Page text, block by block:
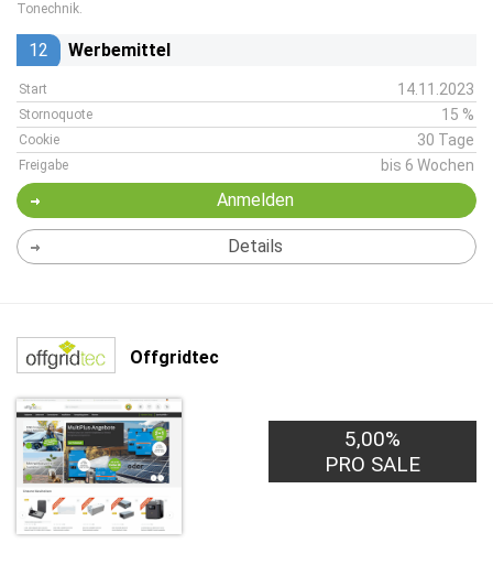
Tonechnik.
12 Werbemittel
Start 14.11.2023
Stornoquote 15 %
Cookie 30 Tage
Freigabe bis 6 Wochen
Anmelden
Details
Offgridtec
5,00%
PRO SALE